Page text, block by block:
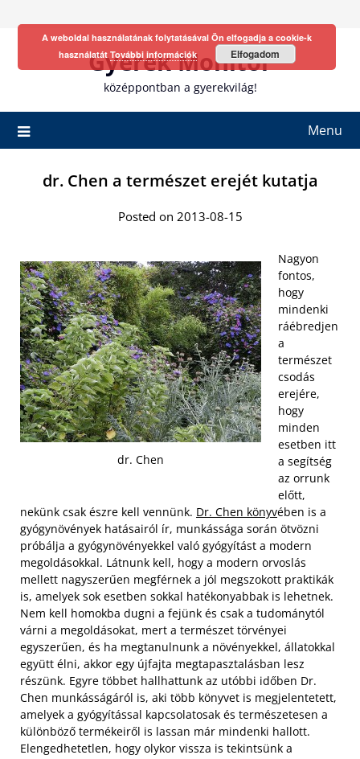
Gyerek Monitor
középpontban a gyerekvilág!
Menu
dr. Chen a természet erejét kutatja
Posted on 2013-08-15
dr. Chen
Nagyon
fontos,
hogy
mindenki
ráébredjen
a
természet
csodás
erejére,
hogy
minden
esetben itt
a segítség
az orrunk
előtt,
nekünk csak észre kell vennünk. Dr. Chen könyvében is a
gyógynövények hatásairól ír, munkássága során ötvözni
próbálja a gyógynövényekkel való gyógyítást a modern
megoldásokkal. Látnunk kell, hogy a modern orvoslás
mellett nagyszerűen megférnek a jól megszokott praktikák
is, amelyek sok esetben sokkal hatékonyabbak is lehetnek.
Nem kell homokba dugni a fejünk és csak a tudománytól
várni a megoldásokat, mert a természet törvényei
egyszerűen, és ha megtanulnunk a növényekkel, állatokkal
együtt élni, akkor egy újfajta megtapasztalásban lesz
részünk. Egyre többet hallhattunk az utóbbi időben Dr.
Chen munkásságáról is, aki több könyvet is megjelentetett,
amelyek a gyógyítással kapcsolatosak és természetesen a
különböző termékeiről is lassan már mindenki hallott.
Elengedhetetlen, hogy olykor vissza is tekintsünk a
A weboldal használatának folytatásával Ön elfogadja a cookie-k
használatát További információk Elfogadom